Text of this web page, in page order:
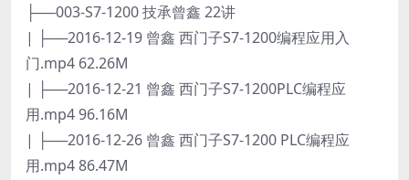
├──003-S7-1200 技承曾鑫 22讲
| ├──2016-12-19 曾鑫 西门子S7-1200编程应用入
门.mp4 62.26M
| ├──2016-12-21 曾鑫 西门子S7-1200PLC编程应
用.mp4 96.16M
| ├──2016-12-26 曾鑫 西门子S7-1200 PLC编程应
用.mp4 86.47M